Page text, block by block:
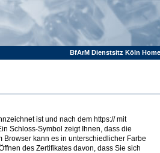
BfArM Dienstsitz Köln Home
ist und nach dem https:// mit
Schloss-Symbol zeigt Ihnen, dass die
kann es in unterschiedlicher Farbe
des Zertifikates davon, dass Sie sich